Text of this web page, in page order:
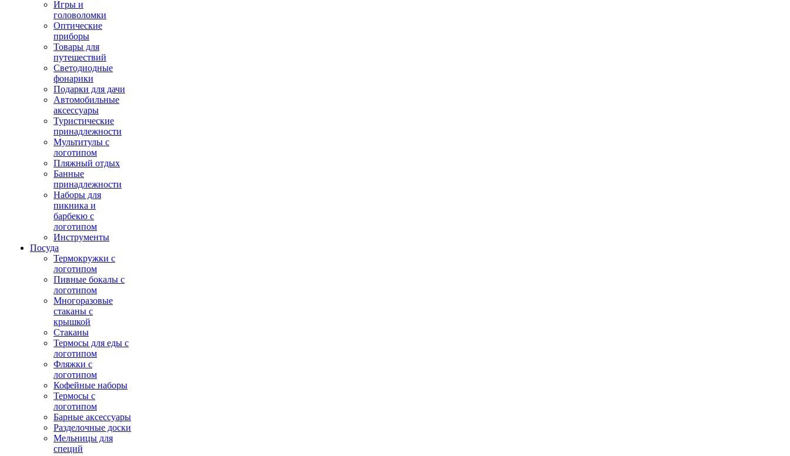
Игры и
головоломки
Оптические
приборы
Товары для
путешествий
Светодиодные
фонарики
Подарки для дачи
Автомобильные
аксессуары
Туристические
принадлежности
Мультитулы с
логотипом
Пляжный отдых
Банные
принадлежности
Наборы для
пикника и
барбекю с
логотипом
Инструменты
Посуда
Термокружки с
логотипом
Пивные бокалы с
логотипом
Многоразовые
стаканы с
крышкой
Стаканы
Термосы для еды с
логотипом
Фляжки с
логотипом
Кофейные наборы
Термосы с
логотипом
Барные аксессуары
Разделочные доски
Мельницы для
специй